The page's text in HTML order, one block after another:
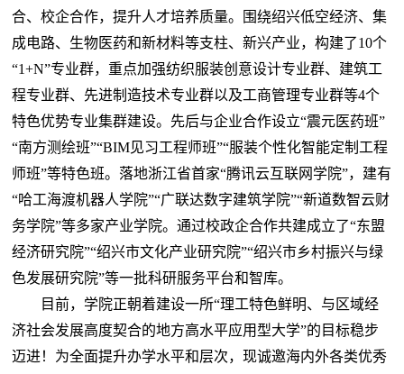
合、校企合作，提升人才培养质量。围绕绍兴低空经济、集
成电路、生物医药和新材料等支柱、新兴产业，构建了10个
“1+N”专业群，重点加强纺织服装创意设计专业群、建筑工
程专业群、先进制造技术专业群以及工商管理专业群等4个
特色优势专业集群建设。先后与企业合作设立“震元医药班”
“南方测绘班”“BIM见习工程师班”“服装个性化智能定制工程
师班”等特色班。落地浙江省首家“腾讯云互联网学院”，建有
“哈工海渡机器人学院”“广联达数字建筑学院”“新道数智云财
务学院”等多家产业学院。通过校政企合作共建成立了“东盟
经济研究院”“绍兴市文化产业研究院”“绍兴市乡村振兴与绿
色发展研究院”等一批科研服务平台和智库。
目前， 学院正朝着建设一所“理工特色鲜明、与区域经
济社会发展高度契合的地方高水平应用型大学”的目标稳步
迈进！为全面提升办学水平和层次，现诚邀海内外各类优秀